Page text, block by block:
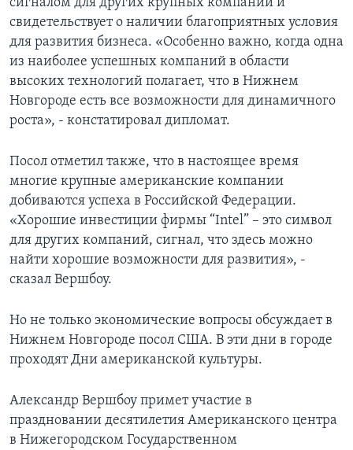
свидетельствует о наличии благоприятных условия
для развития бизнеса. «Особенно важно, когда одна
из наиболее успешных компаний в области
высоких технологий полагает, что в Нижнем
Новгороде есть все возможности для динамичного
роста», - констатировал дипломат.
Посол отметил также, что в настоящее время
многие крупные американские компании
добиваются успеха в Российской Федерации.
«Хорошие инвестиции фирмы “Intel” – это символ
для других компаний, сигнал, что здесь можно
найти хорошие возможности для развития», -
сказал Вершбоу.
Но не только экономические вопросы обсуждает в
Нижнем Новгороде посол США. В эти дни в городе
проходят Дни американской культуры.
Александр Вершбоу примет участие в
праздновании десятилетия Американского центра
в Нижегородском Государственном